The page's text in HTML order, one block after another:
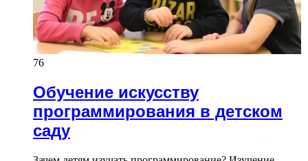
76
Обучение искусству
программирования в детском
саду